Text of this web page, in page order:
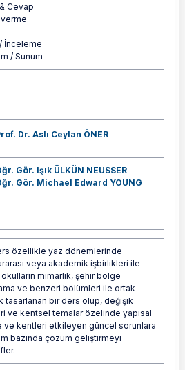
Cevap
İnceleme
/ Sunum
Dr. Aslı Ceylan ÖNER
Gör. Işık ÜLKÜN NEUSSER
Gör. Michael Edward YOUNG
özellikle yaz dönemlerinde
veya akademik işbirlikleri ile
mimarlık, şehir bölge
ve benzeri bölümleri ile ortak
tasarlanan bir ders olup, değişik
ve kentsel temalar özelinde yapısal
ve kentleri etkileyen güncel sorunlara
bazında çözüm geliştirmeyi